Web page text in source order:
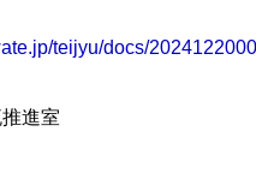
teijyu/docs/
進室